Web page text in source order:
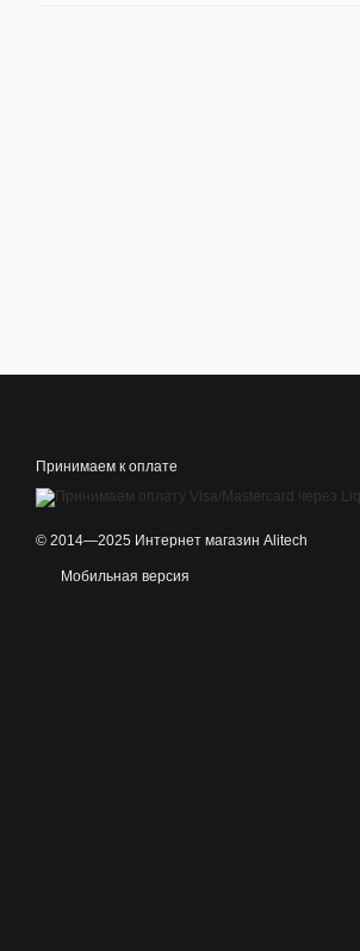
Принимаем к оплате
© 2014—2025 Интернет магазин Alitech
Мобильная версия